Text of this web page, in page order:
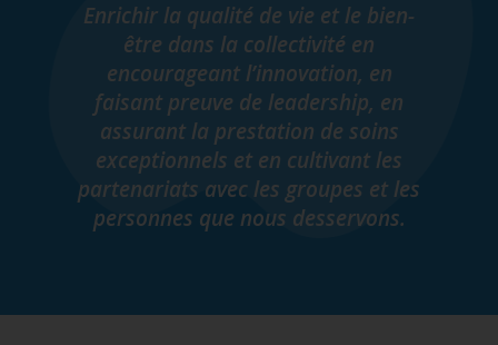
Enrichir la qualité de vie et le bien-
être dans la collectivité en
encourageant l’innovation, en
faisant preuve de leadership, en
assurant la prestation de soins
exceptionnels et en cultivant les
partenariats avec les groupes et les
personnes que nous desservons.